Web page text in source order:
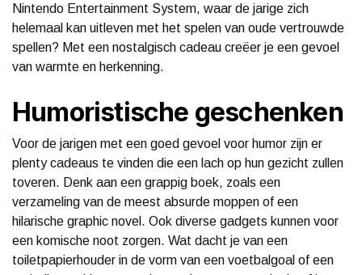
Nintendo Entertainment System, waar de jarige zich
helemaal kan uitleven met het spelen van oude vertrouwde
spellen? Met een nostalgisch cadeau creëer je een gevoel
van warmte en herkenning.
Humoristische geschenken
Voor de jarigen met een goed gevoel voor humor zijn er
plenty cadeaus te vinden die een lach op hun gezicht zullen
toveren. Denk aan een grappig boek, zoals een
verzameling van de meest absurde moppen of een
hilarische graphic novel. Ook diverse gadgets kunnen voor
een komische noot zorgen. Wat dacht je van een
toiletpapierhouder in de vorm van een voetbalgoal of een